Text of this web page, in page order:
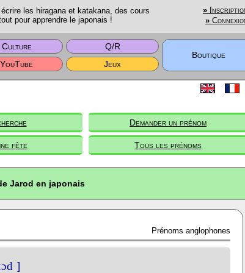
les hiragana et katakana, des cours
pour apprendre le japonais !
»
»
Culture
Q/R
Boutique
YouTube Jeux
Demander un prénom
fête Tous les prénoms
Jarod en japonais
Prénoms anglophones
]